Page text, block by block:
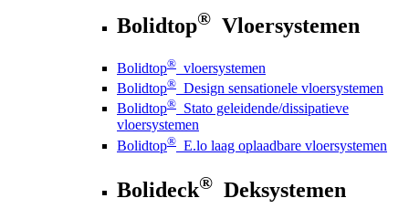
Bolidtop® Vloersystemen
Bolidtop® vloersystemen
Bolidtop® Design sensationele vloersystemen
Bolidtop® Stato geleidende/dissipatieve
vloersystemen
Bolidtop® E.lo laag oplaadbare vloersystemen
Bolideck® Deksystemen